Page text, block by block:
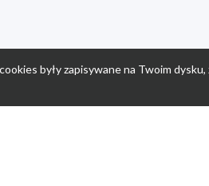
były zapisywane na Twoim